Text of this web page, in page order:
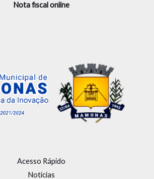
Nota fiscal online
Acesso Rápido
Notícias